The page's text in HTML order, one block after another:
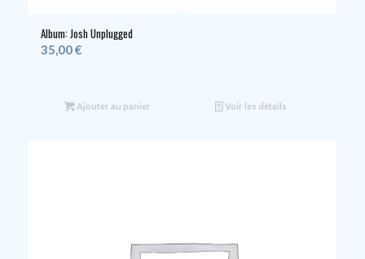
Album: Josh Unplugged
35,00€
Ajouter au panier Voir les détails